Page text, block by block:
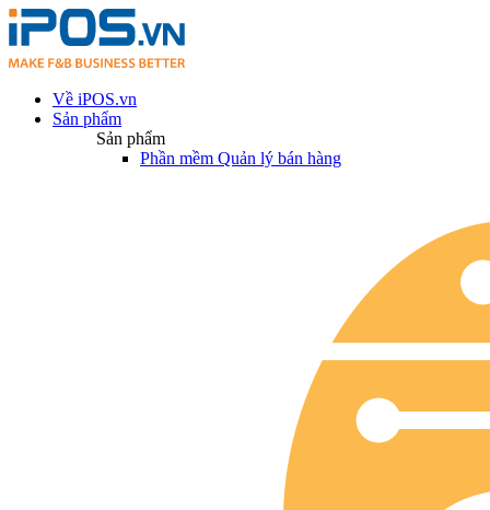
Về iPOS.vn
Sản phẩm
Sản phẩm
Phần mềm Quản lý bán hàng